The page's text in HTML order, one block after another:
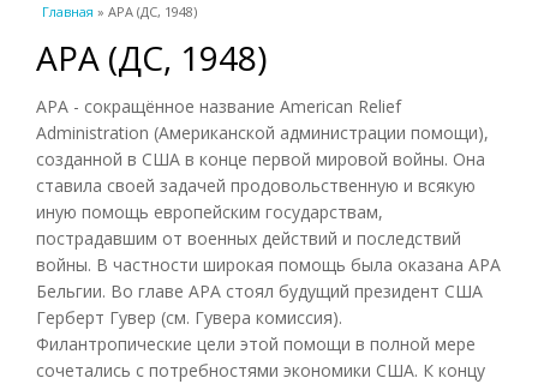
Вы здесь
Главная » АРА (ДС, 1948)
АРА (ДС, 1948)
АРА - сокращённое название American Relief
Administration (Американской администрации помощи),
созданной в США в конце первой мировой войны. Она
ставила своей задачей продовольственную и всякую
иную помощь европейским государствам,
пострадавшим от военных действий и последствий
войны. В частности широкая помощь была оказана АРА
Бельгии. Во главе АРА стоял будущий президент США
Герберт Гувер (см. Гувера комиссия).
Филантропические цели этой помощи в полной мере
сочетались с потребностями экономики США. К концу